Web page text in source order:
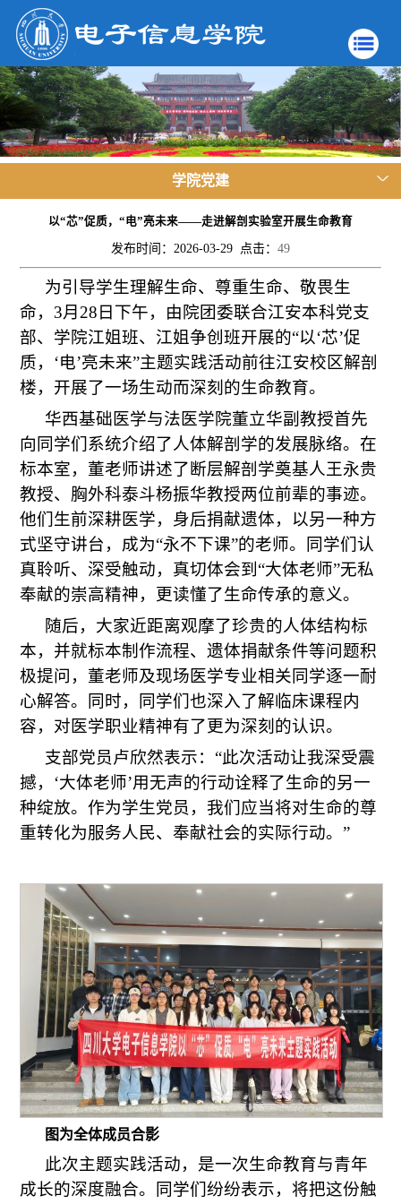
学院党建
以“芯”促质，“电”亮未来——走进解剖实验室开展生命教育
发布时间：2026-03-29 点击： 49
为引导学生理解生命、尊重生命、敬畏生
命，3月28日下午，由院团委联合江安本科党支
部、学院江姐班、江姐争创班开展的“以‘芯’促
质，‘电’亮未来”主题实践活动前往江安校区解剖
楼，开展了一场生动而深刻的生命教育。
华西基础医学与法医学院董立华副教授首先
向同学们系统介绍了人体解剖学的发展脉络。在
标本室，董老师讲述了断层解剖学奠基人王永贵
教授、胸外科泰斗杨振华教授两位前辈的事迹。
他们生前深耕医学，身后捐献遗体，以另一种方
式坚守讲台，成为“永不下课”的老师。同学们认
真聆听、深受触动，真切体会到“大体老师”无私
奉献的崇高精神，更读懂了生命传承的意义。
随后，大家近距离观摩了珍贵的人体结构标
本，并就标本制作流程、遗体捐献条件等问题积
极提问，董老师及现场医学专业相关同学逐一耐
心解答。同时，同学们也深入了解临床课程内
容，对医学职业精神有了更为深刻的认识。
支部党员卢欣然表示：“此次活动让我深受震
撼，‘大体老师’用无声的行动诠释了生命的另一
种绽放。作为学生党员，我们应当将对生命的尊
重转化为服务人民、奉献社会的实际行动。”
图为全体成员合影
此次主题实践活动，是一次生命教育与青年
成长的深度融合。同学们纷纷表示，将把这份触